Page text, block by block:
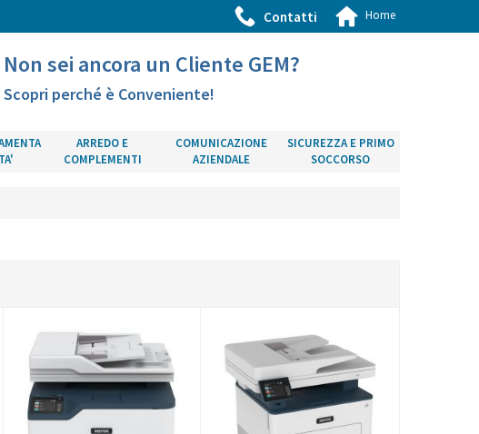
Contatti Home
Non sei ancora un Cliente GEM?
Scopri perché è Conveniente!
ARREDO E
COMPLEMENTI
COMUNICAZIONE
AZIENDALE
SICUREZZA E PRIMO
SOCCORSO